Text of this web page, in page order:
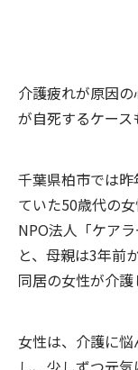
介護疲れが原因
が自死するケース
千葉県柏市では
ていた50歳代の
NPO法人「ケア
と、母親は3年前
同居の女性が介護
女性は、介護に